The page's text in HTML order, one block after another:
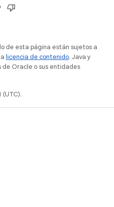
de esta página están sujetos a
licencia de contenido. Java y
de Oracle o sus entidades